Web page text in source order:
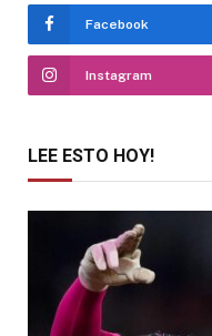
Facebook
Instagram
LEE ESTO HOY!